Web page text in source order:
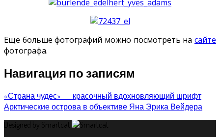
Еще больше фотографий можно посмотреть на сайте
фотографа.
Навигация по записям
«Страна чудес» — красочный вдохновляющий шрифт
Арктические острова в объективе Яна Эрика Вейдера
Designed by Smartcat